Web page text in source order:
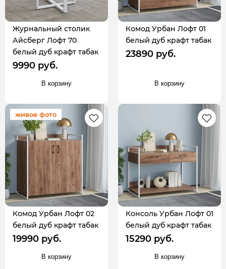
Журнальный столик
Айсберг Лофт 70
белый дуб крафт табак
9990 руб.
В корзину
Комод Урбан Лофт 01
белый дуб крафт табак
23890 руб.
В корзину
живое фото
Комод Урбан Лофт 02
белый дуб крафт табак
19990 руб.
В корзину
Консоль Урбан Лофт 01
белый дуб крафт табак
15290 руб.
В корзину